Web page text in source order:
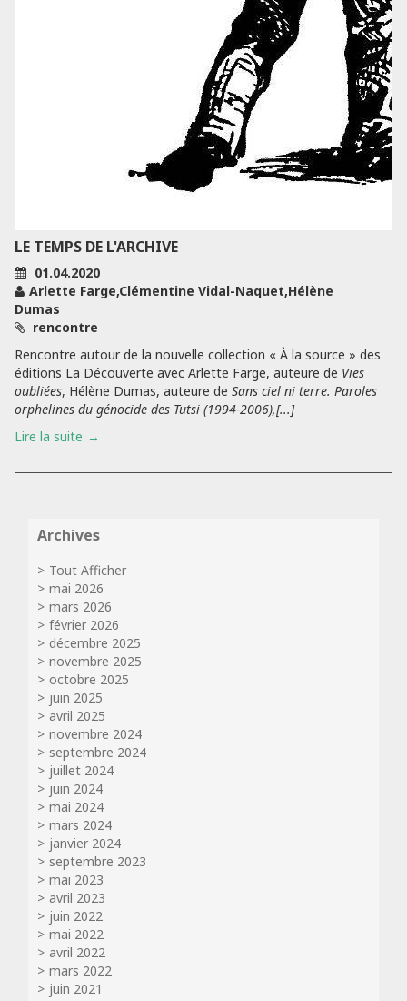
LE TEMPS DE L'ARCHIVE
01.04.2020
Arlette Farge,Clémentine Vidal-Naquet,Hélène
Dumas
rencontre
Rencontre autour de la nouvelle collection « À la source » des
éditions La Découverte avec Arlette Farge, auteure de Vies
oubliées, Hélène Dumas, auteure de Sans ciel ni terre. Paroles
orphelines du génocide des Tutsi (1994-2006),[...]
Lire la suite
Archives
Tout Afficher
mai 2026
mars 2026
février 2026
décembre 2025
novembre 2025
octobre 2025
juin 2025
avril 2025
novembre 2024
septembre 2024
juillet 2024
juin 2024
mai 2024
mars 2024
janvier 2024
septembre 2023
mai 2023
avril 2023
juin 2022
mai 2022
avril 2022
mars 2022
juin 2021